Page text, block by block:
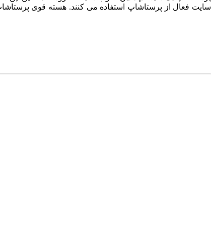
سایت فعال از پرستاشاپ استفاده می کنند. هسته قوی